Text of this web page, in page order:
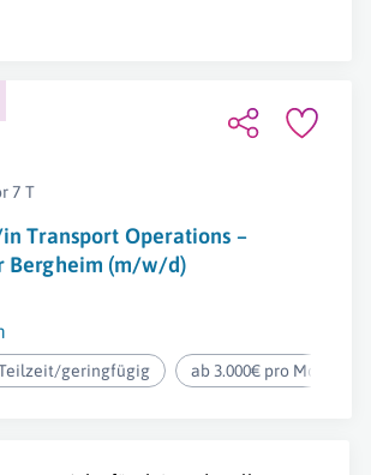
7 T
Transport Operations –
Bergheim (m/w/d)
geringfügig ab 3.000€ pro Monat